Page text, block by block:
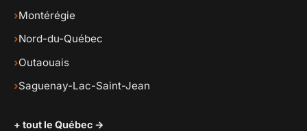
›Montérégie
›Nord-du-Québec
›Outaouais
›Saguenay-Lac-Saint-Jean
+ tout le Québec →